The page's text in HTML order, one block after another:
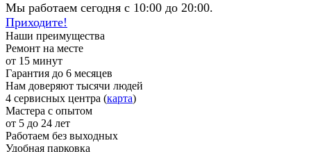
Мы работаем сегодня с 10:00 до 20:00.
Приходите!
Наши преимущества
Ремонт на месте
от 15 минут
Гарантия до 6 месяцев
Нам доверяют тысячи людей
4 сервисных центра (карта)
Мастера с опытом
от 5 до 24 лет
Работаем без выходных
Удобная парковка